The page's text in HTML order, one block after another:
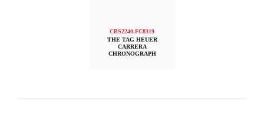
CBS2240.FC8319
THE TAG HEUER
CARRERA
CHRONOGRAPH